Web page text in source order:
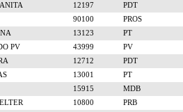
12197
PDT
90100
PROS
13123
PT
PV 43999
PV
12712
PDT
13001
PT
15915
MDB
10800
PRB